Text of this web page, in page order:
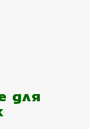
для